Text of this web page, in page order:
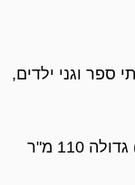
וגני ילדים,
דירת גג 3.5 חדרים (במקור 4.5 חדרים) גדולה 110 מ"ר